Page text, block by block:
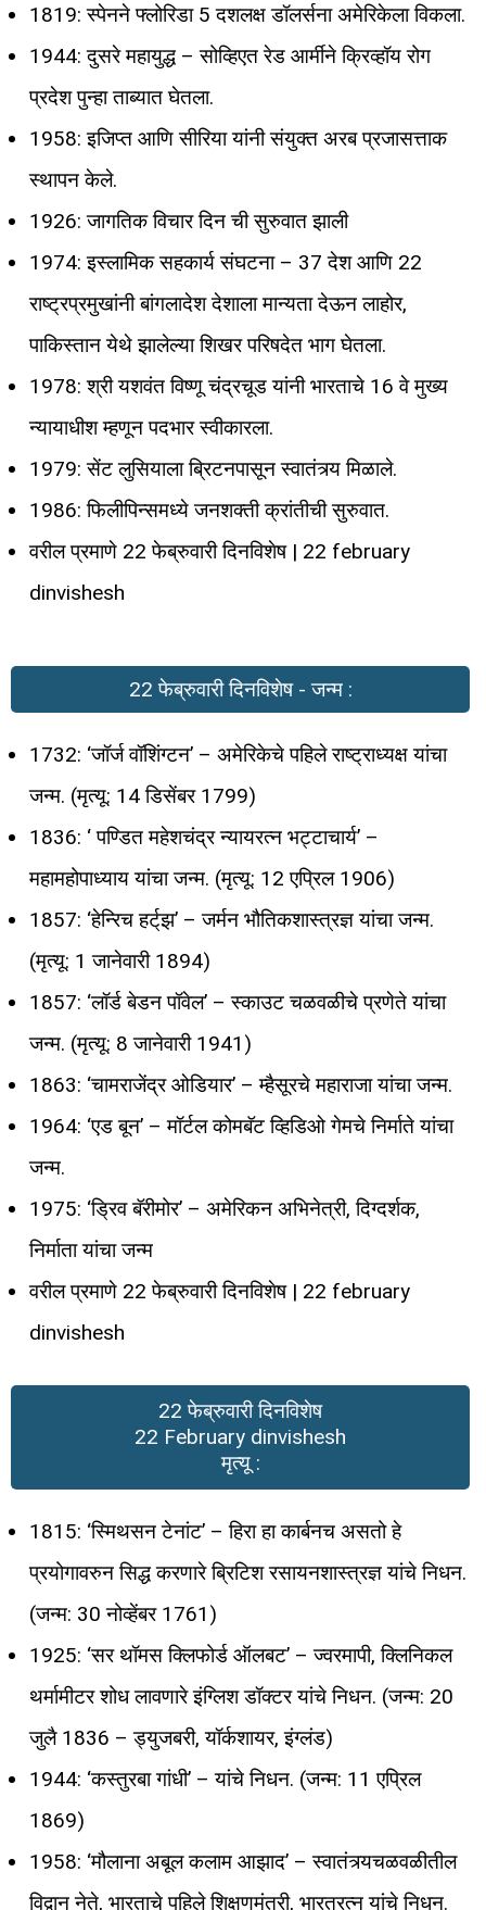
1819: स्पेनने फ्लोरिडा 5 दशलक्ष डॉलर्सना अमेरिकेला विकला.
1944: दुसरे महायुद्ध – सोव्हिएत रेड आर्मीने क्रिव्हॉय रोग
प्रदेश पुन्हा ताब्यात घेतला.
1958: इजिप्त आणि सीरिया यांनी संयुक्त अरब प्रजासत्ताक
स्थापन केले.
1926: जागतिक विचार दिन ची सुरुवात झाली
1974: इस्लामिक सहकार्य संघटना – 37 देश आणि 22
राष्ट्रप्रमुखांनी बांगलादेश देशाला मान्यता देऊन लाहोर,
पाकिस्तान येथे झालेल्या शिखर परिषदेत भाग घेतला.
1978: श्री यशवंत विष्णू चंद्रचूड यांनी भारताचे 16 वे मुख्य
न्यायाधीश म्हणून पदभार स्वीकारला.
1979: सेंट लुसियाला ब्रिटनपासून स्वातंत्र्य मिळाले.
1986: फिलीपिन्समध्ये जनशक्ती क्रांतीची सुरुवात.
वरील प्रमाणे 22 फेब्रुवारी दिनविशेष | 22 february
dinvishesh
22 फेब्रुवारी दिनविशेष - जन्म :
1732: ‘जॉर्ज वॉशिंग्टन’ – अमेरिकेचे पहिले राष्ट्राध्यक्ष यांचा
जन्म. (मृत्यू: 14 डिसेंबर 1799)
1836: ‘ पण्डित महेशचंद्र न्यायरत्‍न भट्टाचार्य’ –
महामहोपाध्याय यांचा जन्म. (मृत्यू: 12 एप्रिल 1906)
1857: ‘हेन्‍रिच हर्ट्‌झ’ – जर्मन भौतिकशास्त्रज्ञ यांचा जन्म.
(मृत्यू: 1 जानेवारी 1894)
1857: ‘लॉर्ड बेडन पॉवेल’ – स्काउट चळवळीचे प्रणेते यांचा
जन्म. (मृत्यू: 8 जानेवारी 1941)
1863: ‘चामराजेंद्र ओडियार’ – म्हैसूरचे महाराजा यांचा जन्म.
1964: ‘एड बून’ – मॉर्टल कोमबॅट व्हिडिओ गेमचे निर्माते यांचा
जन्म.
1975: ‘ड्रिव बॅरीमोर’ – अमेरिकन अभिनेत्री, दिग्दर्शक,
निर्माता यांचा जन्म
वरील प्रमाणे 22 फेब्रुवारी दिनविशेष | 22 february
dinvishesh
22 फेब्रुवारी दिनविशेष
22 February dinvishesh
मृत्यू :
1815: ‘स्मिथसन टेनांट’ – हिरा हा कार्बनच असतो हे
प्रयोगावरुन सिद्ध करणारे ब्रिटिश रसायनशास्त्रज्ञ यांचे निधन.
(जन्म: 30 नोव्हेंबर 1761)
1925: ‘सर थॉमस क्लिफोर्ड ऑलबट’ – ज्वरमापी, क्लिनिकल
थर्मामीटर शोध लावणारे इंग्लिश डॉक्टर यांचे निधन. (जन्म: 20
जुलै 1836 – ड्युजबरी, यॉर्कशायर, इंग्लंड)
1944: ‘कस्तुरबा गांधी’ – यांचे निधन. (जन्म: 11 एप्रिल
1869)
1958: ‘मौलाना अबूल कलाम आझाद’ – स्वातंत्र्यचळवळीतील
विद्वान नेते, भारताचे पहिले शिक्षणमंत्री, भारतरत्‍न यांचे निधन.